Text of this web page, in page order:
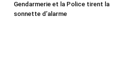
Gendarmerie et la Police tirent la
sonnette d’alarme